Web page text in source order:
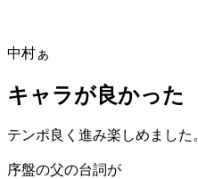
中村ぁ
キャラが良かった
テンポ良く進み楽しめました
序盤の父の台詞が